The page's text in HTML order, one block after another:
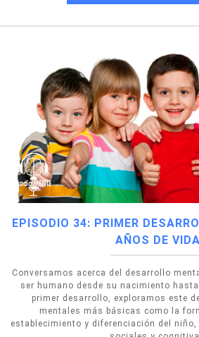
EPISODIO 34: PRIMER
AÑOS DE VIDA
Conversamos acerca del desarrollo
ser humano desde su nacimiento
primer desarrollo, exploramos este
mentales más básicas como la
establecimiento y diferenciación del